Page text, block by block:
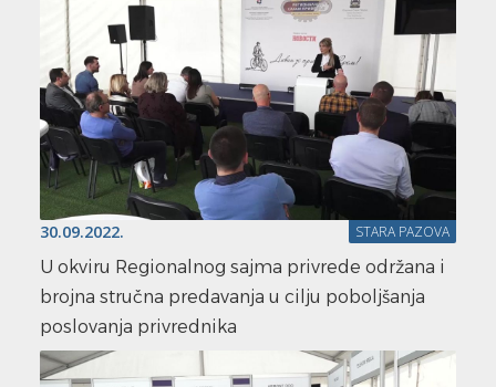
30.09.2022. STARA PAZOVA
U okviru Regionalnog sajma privrede održana i
brojna stručna predavanja u cilju poboljšanja
poslovanja privrednika